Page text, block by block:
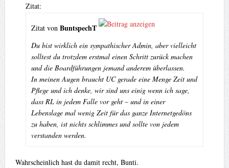
Zitat:
Zitat von BuntspechT
Du bist wirklich ein sympathischer Admin, aber vielleicht
solltest du trotzdem erstmal einen Schritt zurück machen
und die Boardführungen jemand anderem überlassen.
In meinen Augen braucht UC gerade eine Menge Zeit und
Pflege und ich denke, wir sind uns einig wenn ich sage,
dass RL in jedem Falle vor geht – und in einer
Lebenslage mal wenig Zeit für das ganze Internetgedöns
zu haben, ist nichts schlimmes und sollte von jedem
verstanden werden.
Wahrscheinlich hast du damit recht, Bunti.